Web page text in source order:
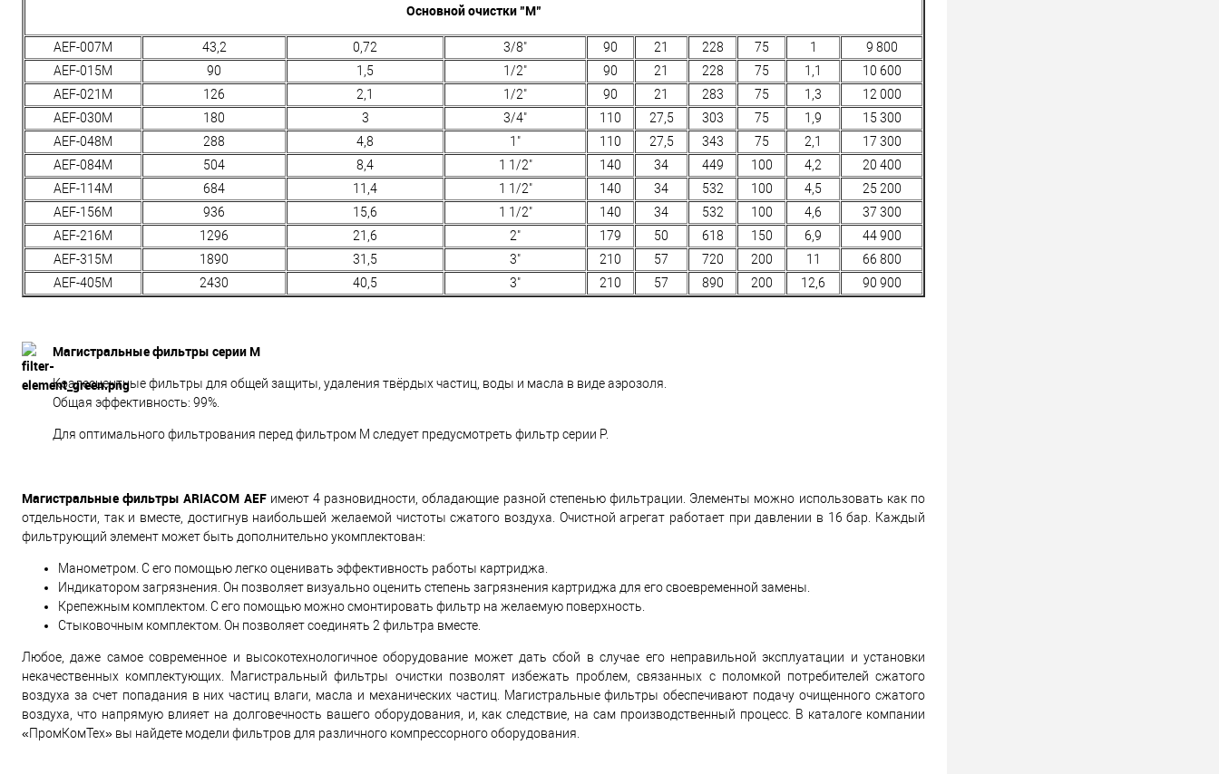
Основной очистки "M"
AEF-007M 43,2 0,72 3/8" 90 21 228 75 1
9 800
AEF-015M
90 1,5 1/2" 90 21 228 75 1,1
10 600
AEF-021M
126 2,1 1/2" 90 21 283 75 1,3
12 000
AEF-030M
180 3 3/4" 110 27,5 303 75 1,9
15 300
AEF-048M
288 4,8 1" 110 27,5 343 75 2,1
17 300
AEF-084M
504 8,4 1 1/2" 140 34 449 100 4,2
20 400
AEF-114M
684 11,4 1 1/2" 140 34 532 100 4,5
25 200
AEF-156M
936 15,6 1 1/2" 140 34 532 100 4,6
37 300
AEF-216M
1296 21,6 2" 179 50 618 150 6,9
44 900
AEF-315M
1890 31,5 3" 210 57 720 200 11
66 800
AEF-405M
2430 40,5 3" 210 57 890 200 12,6 90 900
Магистральные фильтры серии M
Коалесцентные фильтры для общей защиты, удаления твёрдых частиц, воды и масла в виде аэрозоля.
Общая эффективность: 99%.
Для оптимального фильтрования перед фильтром M следует предусмотреть фильтр серии P.
Магистральные фильтры ARIACOM AEFимеют 4 разновидности, обладающие разной степенью фильтрации. Элементы можно использовать как по
отдельности, так и вместе, достигнув наибольшей желаемой чистоты сжатого воздуха. Очистной агрегат работает при давлении в 16 бар. Каждый
фильтрующий элемент может быть дополнительно укомплектован:
Манометром. С его помощью легко оценивать эффективность работы картриджа.
Индикатором загрязнения. Он позволяет визуально оценить степень загрязнения картриджа для его своевременной замены.
Крепежным комплектом. С его помощью можно смонтировать фильтр на желаемую поверхность.
Стыковочным комплектом. Он позволяет соединять 2 фильтра вместе.
Любое, даже самое современное и высокотехнологичное оборудование может дать сбой в случае его неправильной эксплуатации и установки
некачественных комплектующих. Магистральный фильтры очистки позволят избежать проблем, связанных с поломкой потребителей сжатого
воздуха за счет попадания в них частиц влаги, масла и механических частиц. Магистральные фильтры обеспечивают подачу очищенного сжатого
воздуха, что напрямую влияет на долговечность вашего оборудования, и, как следствие, на сам производственный процесс. В каталоге компании
«ПромКомТех» вы найдете модели фильтров для различного компрессорного оборудования.